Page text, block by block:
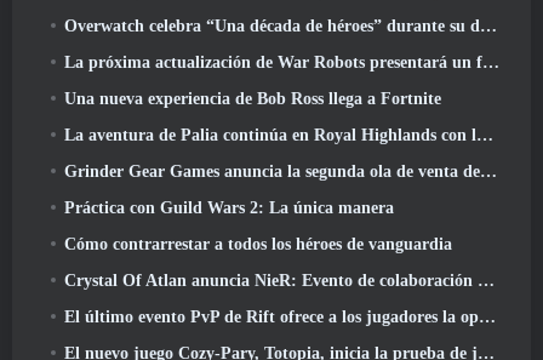
Overwatch celebra “Una década de héroes” durante su décimo aniversario
La próxima actualización de War Robots presentará un francotirador inspirado en Lovecraft
Una nueva experiencia de Bob Ross llega a Fortnite
La aventura de Palia continúa en Royal Highlands con la actualización de hoy
Grinder Gear Games anuncia la segunda ola de venta de entradas para ExileCon
Práctica con Guild Wars 2: La única manera
Cómo contrarrestar a todos los héroes de vanguardia
Crystal Of Atlan anuncia NieR: Evento de colaboración de autómatas
El último evento PvP de Rift ofrece a los jugadores la oportunidad de ganar hasta 4000 Créditos y un nuevo título
El nuevo juego Cozy-Pary, Totopia, inicia la prueba de juego beta cerrada